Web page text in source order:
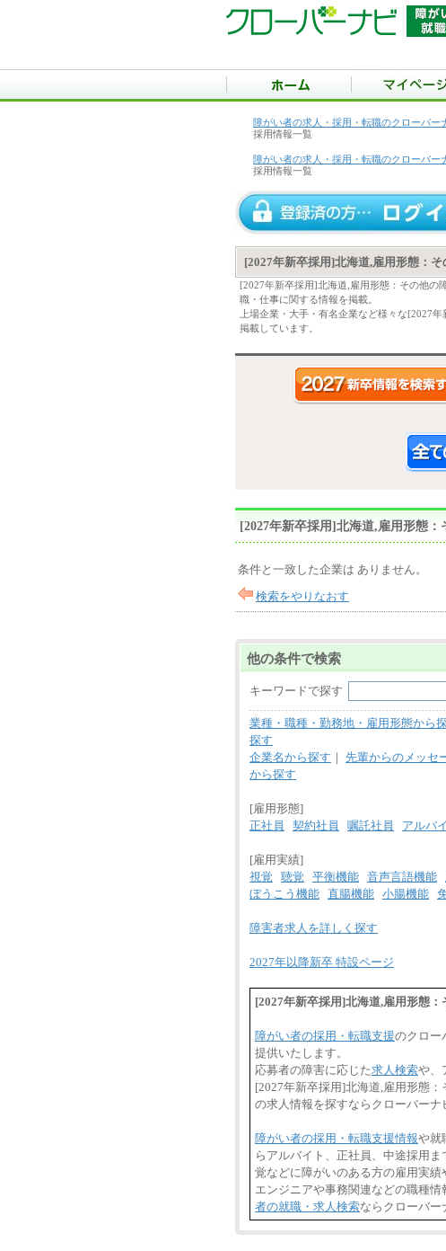
障がい者の求人・採用・転職のクローバー
採用情報一覧
障がい者の求人・採用・転職のクローバー
採用情報一覧
[2027年新卒採用]北海道,雇用形態：
[2027年新卒採用]北海道,雇用形態：その他の
職・仕事に関する情報を掲載。
上場企業・大手・有名企業など様々な[2027
掲載しています。
[2027年新卒採用]北海道,雇用形態
条件と一致した企業は ありません。
検索をやりなおす
他の条件で検索
キーワードで探す
業種・職種・勤務地・雇用形態から
探す
企業名から探す ｜ 先輩からのメッセ
から探す
[雇用形態]
正社員
契約社員 嘱託社員 アルバ
[雇用実績]
視覚
聴覚 平衡機能 音声言語機能
ぼうこう機能 直腸機能 小腸機能
障害者求人を詳しく探す
2027年以降新卒 特設ページ
[2027年新卒採用]北海道,雇用形態：
障がい者の採用・転職支援のクロー
提供いたします。
応募者の障害に応じた求人検索や、
[2027年新卒採用]北海道,雇用形態
の求人情報を探すならクローバーナ
障がい者の採用・転職支援情報や就
らアルバイト、正社員、中途採用ま
覚などに障がいのある方の雇用実
エンジニアや事務関連などの職種
者の就職・求人検索ならクローバー